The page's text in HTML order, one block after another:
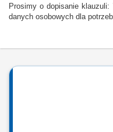
Prosimy o dopisanie
danych osobowych dla